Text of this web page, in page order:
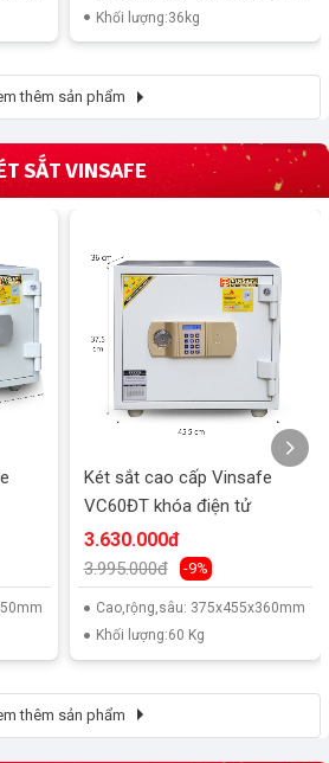
Khối lượng:36kg
thêm sản phẩm
SẮT VINSAFE
Két sắt cao cấp Vinsafe
VC60ĐT khóa điện tử
3.630.000đ
3.995.000đ -9%
Cao,rộng,sâu: 375x455x360mm
Khối lượng:60 Kg
thêm sản phẩm